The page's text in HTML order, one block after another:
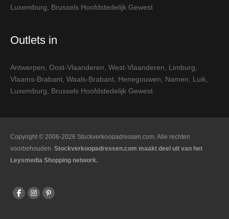
Luxemburg
Brussels Hoofdstedelijk Gewest
Outlets in
Antwerpen Oost-Vlaanderen West-Vlaanderen Limburg
Vlaams-Brabant Waals-Brabant Henegouwen Namen Luik
Luxemburg
Brussels Hoofdstedelijk Gewest
Copyright © 2006-2026 Stockverkoopadressen.com. Alle rechten
voorbehouden. Stockverkoopadressen.com maakt deel uit van het
Leysmedia Shopping network.